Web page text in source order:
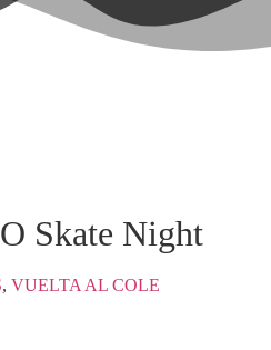
Skate Night
, VUELTA AL COLE